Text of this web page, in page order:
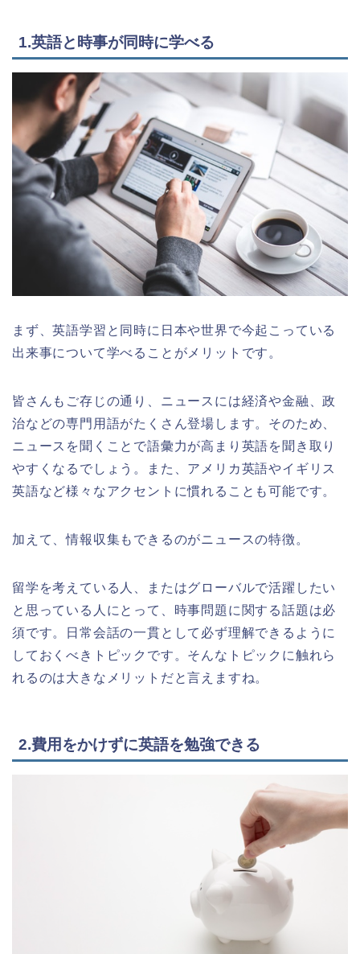
1.英語と時事が同時に学べる
まず、英語学習と同時に日本や世界で今起こっている
出来事について学べることがメリットです。
皆さんもご存じの通り、ニュースには経済や金融、政
治などの専門用語がたくさん登場します。そのため、
ニュースを聞くことで語彙力が高まり英語を聞き取り
やすくなるでしょう。また、アメリカ英語やイギリス
英語など様々なアクセントに慣れることも可能です。
加えて、情報収集もできるのがニュースの特徴。
留学を考えている人、またはグローバルで活躍したい
と思っている人にとって、時事問題に関する話題は必
須です。日常会話の一貫として必ず理解できるように
しておくべきトピックです。そんなトピックに触れら
れるのは大きなメリットだと言えますね。
2.費用をかけずに英語を勉強できる